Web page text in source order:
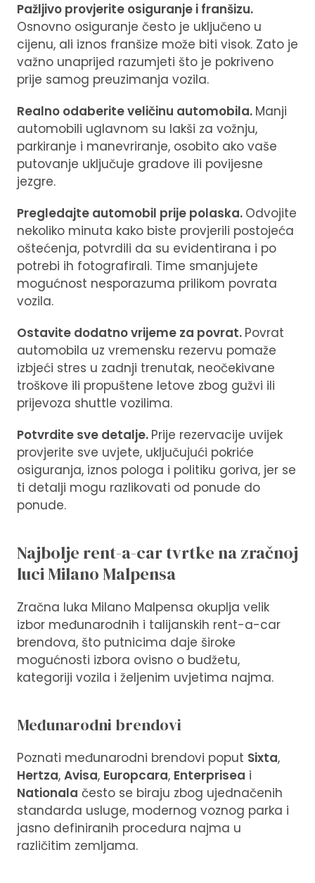
Pažljivo provjerite osiguranje i franšizu.
Osnovno osiguranje često je uključeno u
cijenu, ali iznos franšize može biti visok. Zato je
važno unaprijed razumjeti što je pokriveno
prije samog preuzimanja vozila.
Realno odaberite veličinu automobila. Manji
automobili uglavnom su lakši za vožnju,
parkiranje i manevriranje, osobito ako vaše
putovanje uključuje gradove ili povijesne
jezgre.
Pregledajte automobil prije polaska. Odvojite
nekoliko minuta kako biste provjerili postojeća
oštećenja, potvrdili da su evidentirana i po
potrebi ih fotografirali. Time smanjujete
mogućnost nesporazuma prilikom povrata
vozila.
Ostavite dodatno vrijeme za povrat. Povrat
automobila uz vremensku rezervu pomaže
izbjeći stres u zadnji trenutak, neočekivane
troškove ili propuštene letove zbog gužvi ili
prijevoza shuttle vozilima.
Potvrdite sve detalje. Prije rezervacije uvijek
provjerite sve uvjete, uključujući pokriće
osiguranja, iznos pologa i politiku goriva, jer se
ti detalji mogu razlikovati od ponude do
ponude.
Najbolje rent-a-car tvrtke na zračnoj
luci Milano Malpensa
Zračna luka Milano Malpensa okuplja velik
izbor međunarodnih i talijanskih rent-a-car
brendova, što putnicima daje široke
mogućnosti izbora ovisno o budžetu,
kategoriji vozila i željenim uvjetima najma.
Međunarodni brendovi
Poznati međunarodni brendovi poput Sixta,
Hertza, Avisa, Europcara, Enterprisea i
Nationala često se biraju zbog ujednačenih
standarda usluge, modernog voznog parka i
jasno definiranih procedura najma u
različitim zemljama.